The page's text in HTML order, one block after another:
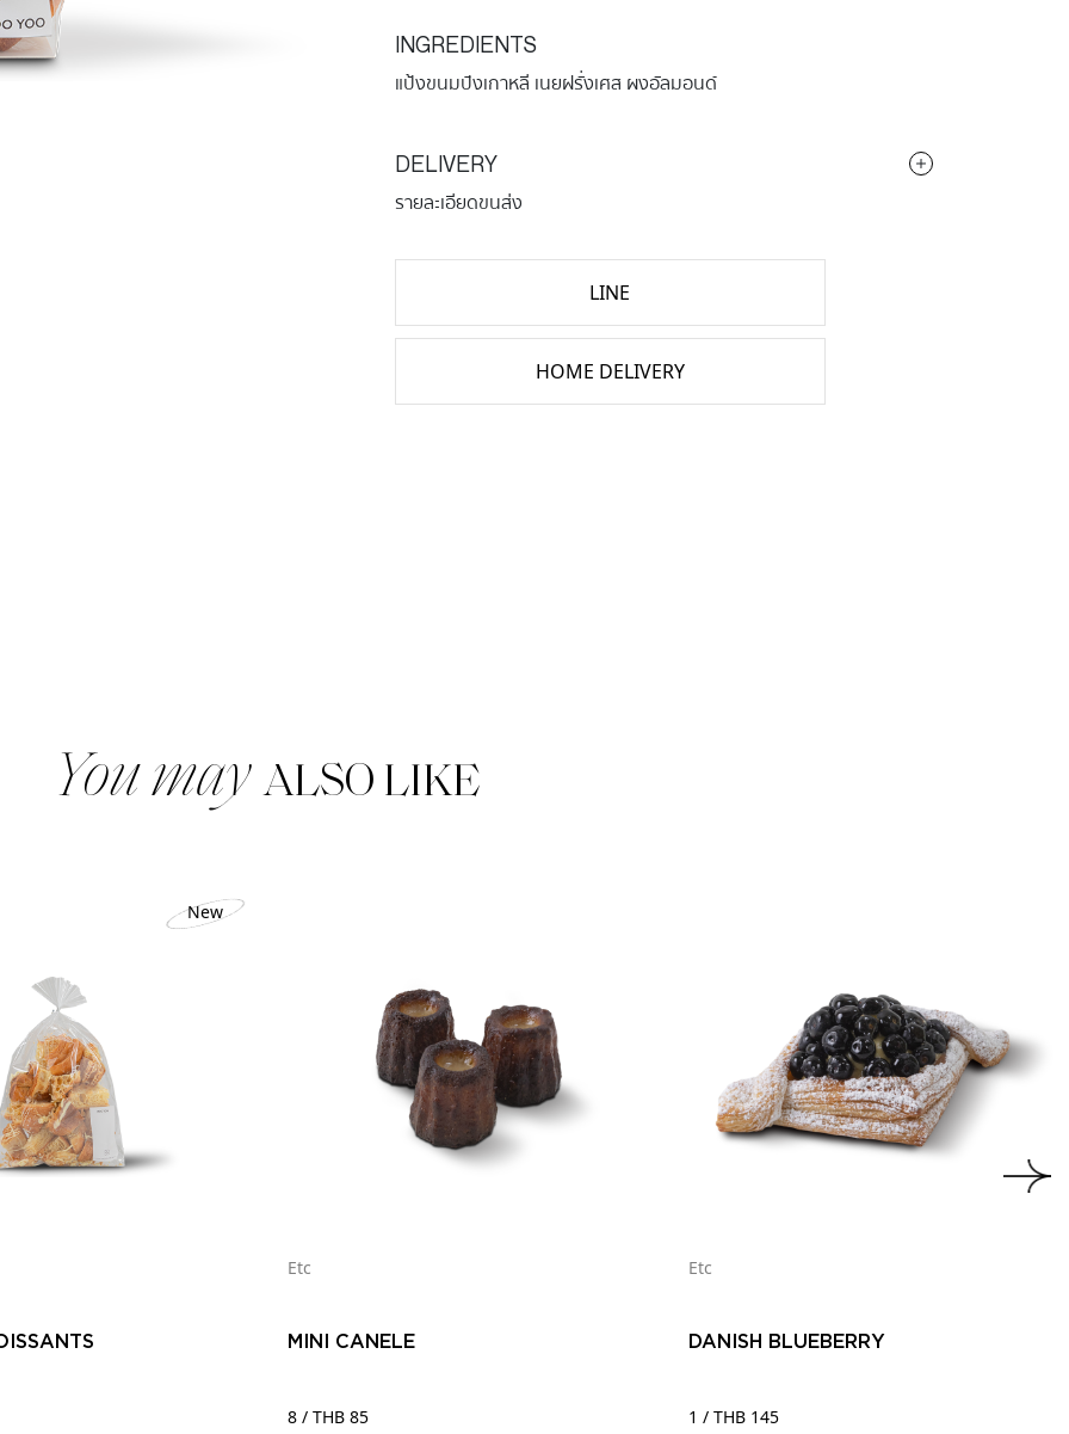
INGREDIENTS
แป้งขนมปังเกาหลี เนยฝรั่งเศส ผงอัลมอนด์
DELIVERY
รายละเอียดขนส่ง
LINE
HOME DELIVERY
You may ALSO LIKE
New
Etc
MINI CANELE
8 / THB 85
Etc
DANISH BLUEBERRY
1 / THB 145